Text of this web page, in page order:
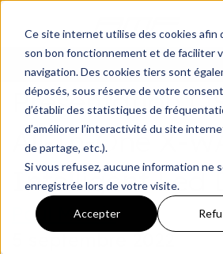
Ce site internet utilise des cookies afin
son bon fonctionnement et de faciliter
navigation. Des cookies tiers sont
déposés, sous réserve de votre
d’établir des statistiques de
d’améliorer l’interactivité du site
de partage, etc.).
Si vous refusez, aucune information ne
enregistrée lors de votre visite.
Accepter
Presentation
All-In-One X-
Intelligent Led
Paul Morris
5 septembre 2022